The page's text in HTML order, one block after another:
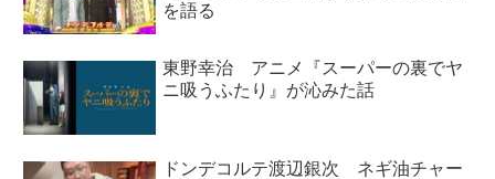
を語る
東野幸治 アニメ『スーパーの裏でヤ
ニ吸うふたり』が沁みた話
ドンデコルテ渡辺銀次 ネギ油チャー